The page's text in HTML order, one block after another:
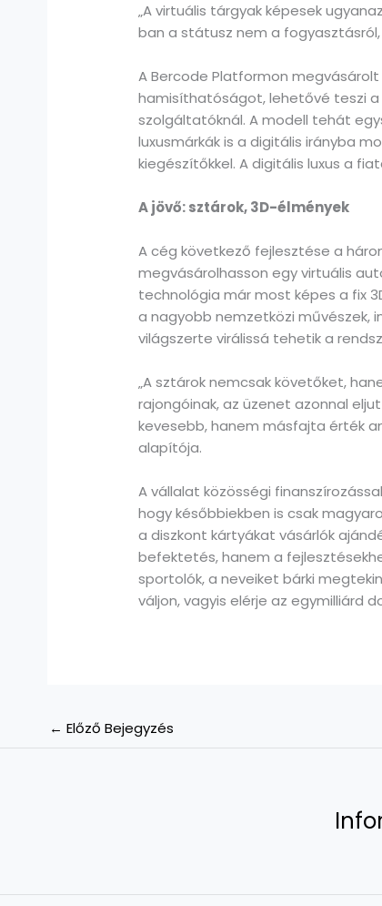
„A virtuális tárgyak képesek
ban a státusz nem a
A Bercode Platformon
hamisíthatóságot, lehetővé teszi a
szolgáltatóknál. A modell tehát
luxusmárkák is a digitális irányba
kiegészítőkkel. A digitális luxus a
A jövő: sztárok, 3D-élmények
A cég következő fejlesztése a
megvásárolhasson egy virtuális
technológia már most képes a fix
a nagyobb nemzetközi művészek,
világszerte virálissá tehetik a
„A sztárok nemcsak követőket,
rajongóinak, az üzenet azonnal
kevesebb, hanem másfajta érték
alapítója.
A vállalat közösségi
hogy későbbiekben is csak
a diszkont kártyákat vásárlók
befektetés, hanem a
sportolók, a neveiket bárki
váljon, vagyis elérje az egymilliárd
← Előző Bejegyzés